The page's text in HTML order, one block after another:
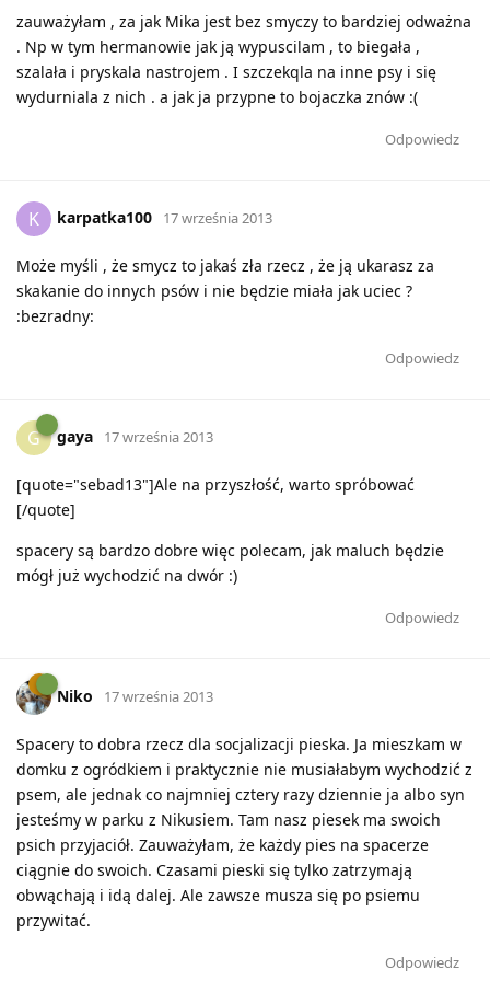
zauważyłam , za jak Mika jest bez smyczy to bardziej odważna
. Np w tym hermanowie jak ją wypuscilam , to biegała ,
szalała i pryskala nastrojem . I szczekqla na inne psy i się
wydurniala z nich . a jak ja przypne to bojaczka znów :(
Odpowiedz
K karpatka100 17 września 2013
Może myśli , że smycz to jakaś zła rzecz , że ją ukarasz za
skakanie do innych psów i nie będzie miała jak uciec ?
:bezradny:
Odpowiedz
G gaya 17 września 2013
[quote="sebad13"]Ale na przyszłość, warto spróbować
[/quote]
spacery są bardzo dobre więc polecam, jak maluch będzie
mógł już wychodzić na dwór :)
Odpowiedz
Niko 17 września 2013
Spacery to dobra rzecz dla socjalizacji pieska. Ja mieszkam w
domku z ogródkiem i praktycznie nie musiałabym wychodzić z
psem, ale jednak co najmniej cztery razy dziennie ja albo syn
jesteśmy w parku z Nikusiem. Tam nasz piesek ma swoich
psich przyjaciół. Zauważyłam, że każdy pies na spacerze
ciągnie do swoich. Czasami pieski się tylko zatrzymają
obwąchają i idą dalej. Ale zawsze musza się po psiemu
przywitać.
Odpowiedz